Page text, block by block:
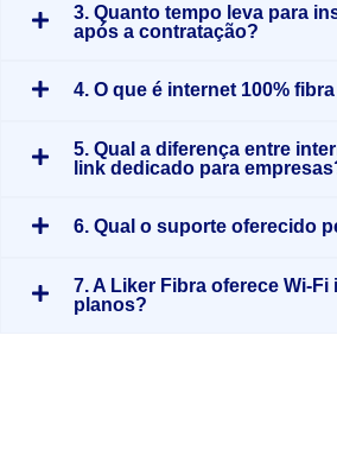
3. Quanto tempo leva para
após a contratação?
4. O que é internet 100%
5. Qual a diferença entre
link dedicado para
6. Qual o suporte oferecido
7. A Liker Fibra oferece Wi-
planos?